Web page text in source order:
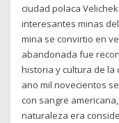
ciudad polaca
interesantes minas
mina se convirtio en
abandonada fue
historia y cultura de la
ano mil novecientos
con sangre
naturaleza era